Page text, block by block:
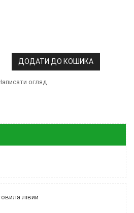
ДОДАТИ ДО КОШИКА
огляд
лівий